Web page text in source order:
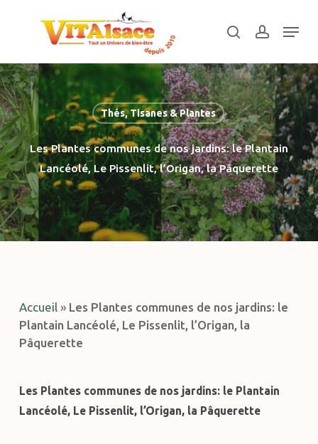
content
searchaccount
Menu
Thés, Tisanes & Plantes
Les Plantes communes de nos jardins: le Plantain
Lancéolé, Le Pissenlit, l’Origan, la Pâquerette
Accueil» Les Plantes communes de nos jardins: le
Plantain Lancéolé, Le Pissenlit, l’Origan, la
Pâquerette
Les Plantes communes de nos jardins: le Plantain
Lancéolé, Le Pissenlit, l’Origan, la Pâquerette
Menu